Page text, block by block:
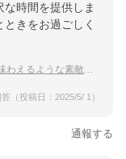
時間を提供しま
きをお過ごしく
宿で部屋食で食事をいただきたい
（投稿日：2025/5/ 1）
通報する